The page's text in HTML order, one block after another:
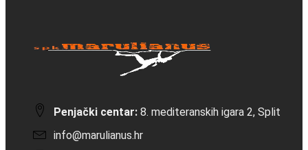
Penjački centar: 8. mediteranskih igara 2, Split
info@marulianus.hr